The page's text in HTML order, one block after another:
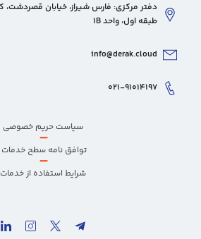
طبقه اول، واحد 1B
info@derak.cloud
۰۲۱-۹۱۰۱۴۱۹۷
سیاست حریم خصوصی
–
توافق نامه سطح خدمات
–
شرایط استفاده از خدمات